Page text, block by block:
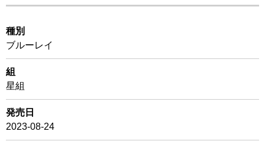
種別
ブルーレイ
組
星組
発売日
2023-08-24